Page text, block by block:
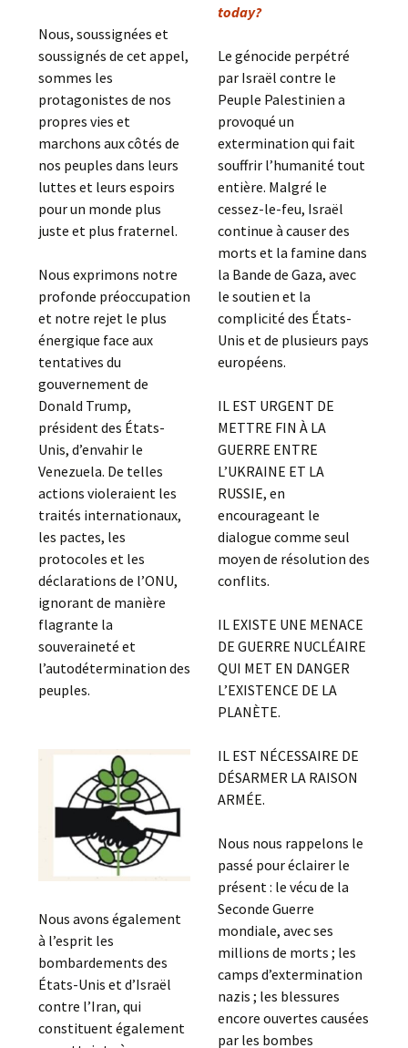
Nous, soussignées et
soussignés de cet appel,
sommes les
protagonistes de nos
propres vies et
marchons aux côtés de
nos peuples dans leurs
luttes et leurs espoirs
pour un monde plus
juste et plus fraternel.
Nous exprimons notre
profonde préoccupation
et notre rejet le plus
énergique face aux
tentatives du
gouvernement de
Donald Trump,
président des États-
Unis, d’envahir le
Venezuela. De telles
actions violeraient les
traités internationaux,
les pactes, les
protocoles et les
déclarations de l’ONU,
ignorant de manière
flagrante la
souveraineté et
l’autodétermination des
peuples.
Nous avons également
à l’esprit les
bombardements des
États-Unis et d’Israël
contre l’Iran, qui
constituent également
today?
Le génocide perpétré
par Israël contre le
Peuple Palestinien a
provoqué un
extermination qui fait
souffrir l’humanité tout
entière. Malgré le
cessez-le-feu, Israël
continue à causer des
morts et la famine dans
la Bande de Gaza, avec
le soutien et la
complicité des États-
Unis et de plusieurs pays
européens.
IL EST URGENT DE
METTRE FIN À LA
GUERRE ENTRE
L’UKRAINE ET LA
RUSSIE, en
encourageant le
dialogue comme seul
moyen de résolution des
conflits.
IL EXISTE UNE MENACE
DE GUERRE NUCLÉAIRE
QUI MET EN DANGER
L’EXISTENCE DE LA
PLANÈTE.
IL EST NÉCESSAIRE DE
DÉSARMER LA RAISON
ARMÉE.
Nous nous rappelons le
passé pour éclairer le
présent : le vécu de la
Seconde Guerre
mondiale, avec ses
millions de morts ; les
camps d’extermination
nazis ; les blessures
encore ouvertes causées
par les bombes